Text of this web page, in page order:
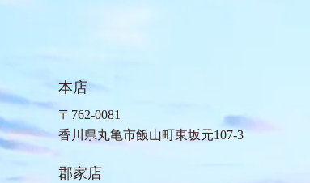
本店
〒762-0081
⾹川県丸⻲市飯⼭町東坂元107-3
郡家店